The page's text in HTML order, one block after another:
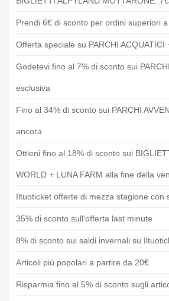
Prendi 6€ di sconto per ordini superiori
Offerta speciale su PARCHI ACQUATICI
Godetevi fino al 7% di sconto sui
esclusiva
Fino al 34% di sconto sui PARCHI
ancora
Ottieni fino al 18% di sconto sui
WORLD + LUNA FARM alla fine della
Iltuoticket offerte di mezza stagione con
35% di sconto sull'offerta last minute
8% di sconto sui saldi invernali su
Articoli più popolari a partire da 20€
Risparmia fino al 5% di sconto sugli